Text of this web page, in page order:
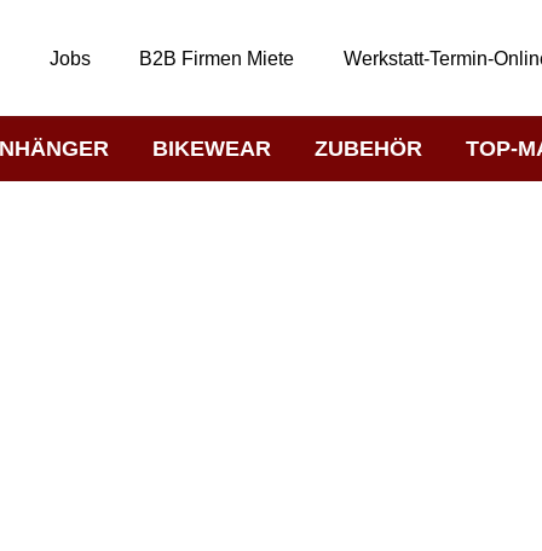
Jobs B2B Firmen Miete Werkstatt-Termin-
BIKEWEAR ZUBEHÖR TOP-